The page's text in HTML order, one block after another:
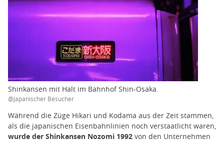
Shinkansen mit Halt im Bahnhof Shin-Osaka.
@Japanischer Besucher
Während die Züge Hikari und Kodama aus der Zeit stammen,
als die japanischen Eisenbahnlinien noch verstaatlicht waren,
wurde der Shinkansen Nozomi 1992 von den Unternehmen